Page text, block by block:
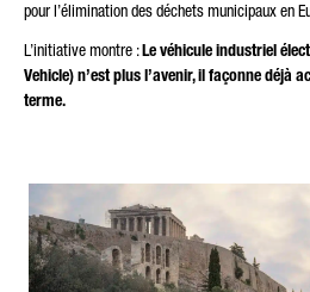
pour l’élimination des déchets municipaux en
L’initiative montre :Le véhicule industriel
Vehicle) n’est plus l’avenir, il façonne déjà
terme.